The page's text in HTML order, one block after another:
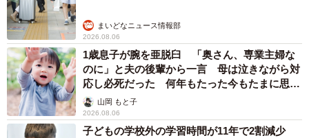
まいどなニュース情報部
2026.08.06
1歳息子が腕を亜脱臼 「奥さん、専業主婦な
のに」と夫の後輩から一言 母は泣きながら対
応し必死だった 何年もたった今もたまに思い
出し…山岡 もと子
2026.08.06
子どもの学校外の学習時間が11年で2割減少